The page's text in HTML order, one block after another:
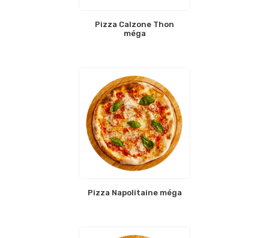
Pizza Calzone Thon
méga
Pizza Napolitaine méga